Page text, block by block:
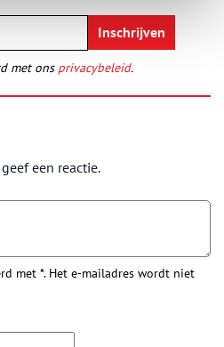
met ons privacybeleid.
een reactie.
met *. Het e-mailadres wordt niet